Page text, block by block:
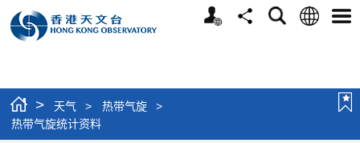
个
分
搜
语
选
> 天气 > 热带气旋
>
热带气旋统计资料